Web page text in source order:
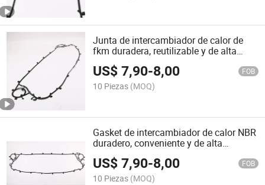
Junta de intercambiador de calor de
fkm duradera, reutilizable y de alta
calidad
US$7,90-8,00 FOB
10 Piezas (MOQ)
Gasket de intercambiador de calor NBR
duradero, conveniente y de alta
reputación
US$7,90-8,00 FOB
10 Piezas (MOQ)